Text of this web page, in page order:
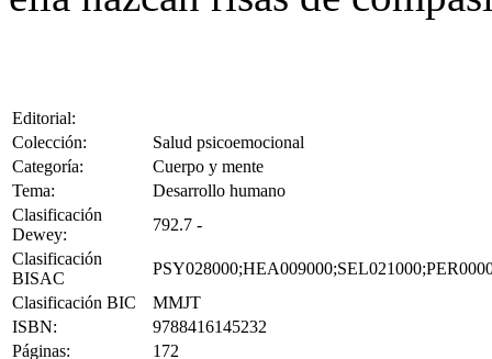
Editorial:
Colección:
Salud psicoemocional
Categoría:
Cuerpo y mente
Tema:
Desarrollo humano
Clasificación
Dewey:
792.7 -
Clasificación
BISAC
Clasificación BIC
MMJT
ISBN:
9788416145232
Páginas:
172